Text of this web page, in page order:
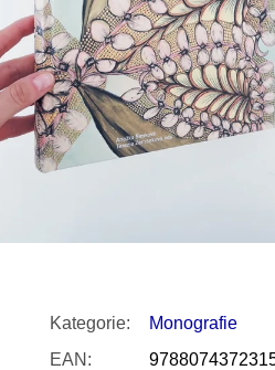
Kategorie:
Monografie
EAN :